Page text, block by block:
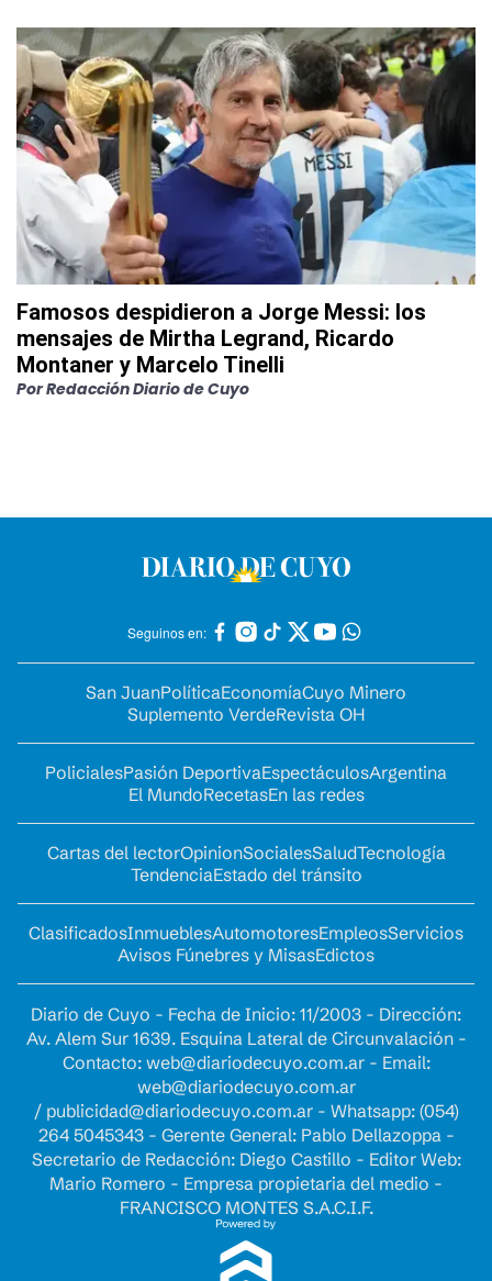
Famosos despidieron a Jorge Messi: los
mensajes de Mirtha Legrand, Ricardo
Montaner y Marcelo Tinelli
PorRedacción Diario de Cuyo
Seguinos en:
San JuanPolíticaEconomíaCuyo Minero
Suplemento VerdeRevista OH
PolicialesPasión DeportivaEspectáculosArgentina
El MundoRecetasEn las redes
Cartas del lectorOpinionSocialesSaludTecnología
TendenciaEstado del tránsito
ClasificadosInmueblesAutomotoresEmpleosServicios
Avisos Fúnebres y MisasEdictos
Diario de Cuyo - Fecha de Inicio: 11/2003 - Dirección:
Av. Alem Sur 1639. Esquina Lateral de Circunvalación -
Contacto: web@diariodecuyo.com.ar- Email:
web@diariodecuyo.com.ar
/ publicidad@diariodecuyo.com.ar- Whatsapp: (054)
264 5045343 - Gerente General: Pablo Dellazoppa -
Secretario de Redacción: Diego Castillo - Editor Web:
Mario Romero - Empresa propietaria del medio -
FRANCISCO MONTES S.A.C.I.F.